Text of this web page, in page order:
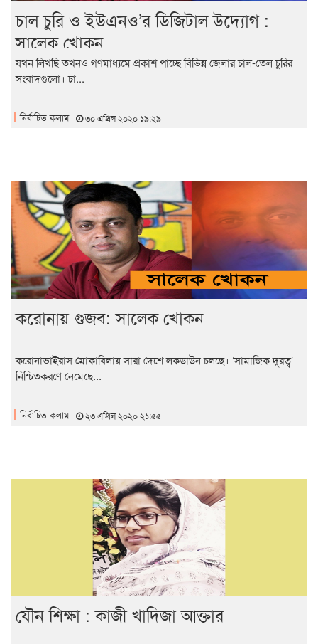
চাল চুরি ও ইউএনও’র ডিজিটাল উদ্যোগ :
সালেক খোকন
যখন লিখছি তখনও গণমাধ্যমে প্রকাশ পাচ্ছে বিভিন্ন জেলার চাল-তেল চুরির
সংবাদগুলো। চা...
নির্বাচিত কলাম ৩০ এপ্রিল ২০২০ ১৯:২৯
করোনায় গুজব: সালেক খোকন
করোনাভাইরাস মোকাবিলায় সারা দেশে লকডাউন চলছে। ‘সামাজিক দূরত্ব’
নিশ্চিতকরণে নেমেছে...
নির্বাচিত কলাম ২৩ এপ্রিল ২০২০ ২১:৫৫
যৌন শিক্ষা : কাজী খাদিজা আক্তার